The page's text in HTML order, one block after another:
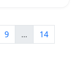
9 ...
14